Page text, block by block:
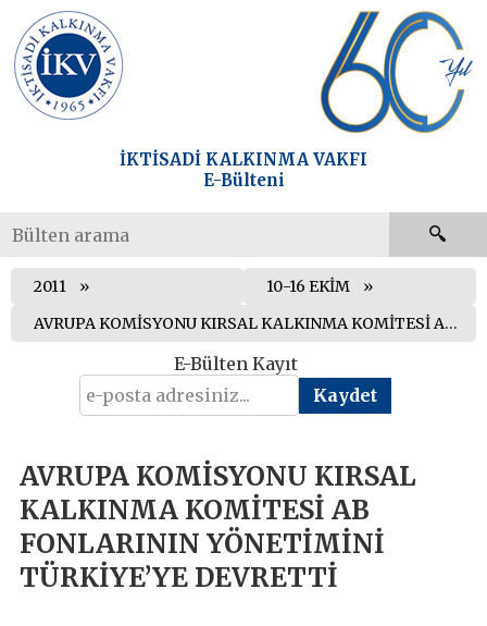
İKTİSADİ KALKINMA VAKFI
E-Bülteni
2011
10-16 EKİM
AVRUPA KOMİSYONU KIRSAL KALKINMA KOMİTESİ AB FONLARININ YÖNETİMİNİ TÜRKİYE’YE DEVRETTİ
E-Bülten Kayıt
AVRUPA KOMİSYONU KIRSAL
KALKINMA KOMİTESİ AB
FONLARININ YÖNETİMİNİ
TÜRKİYE’YE DEVRETTİ